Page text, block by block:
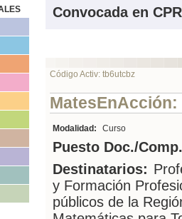
Convocada en
Código Activ: tb6utcbz
Modalidad: Curso
Puesto Doc./
Destinatarios:
y Formación
públicos de la